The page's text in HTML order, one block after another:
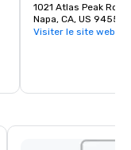
vins Prime Solum,
Tetra.
1021 Atlas Peak Road
Napa, CA, US 94559
Visiter le site web